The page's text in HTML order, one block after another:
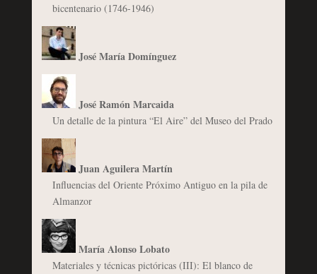
bicentenario (1746-1946)
José María Domínguez
José Ramón Marcaida
Un detalle de la pintura “El Aire” del Museo del Prado
Juan Aguilera Martín
Influencias del Oriente Próximo Antiguo en la pila de
Almanzor
María Alonso Lobato
Materiales y técnicas pictóricas (III): El blanco de